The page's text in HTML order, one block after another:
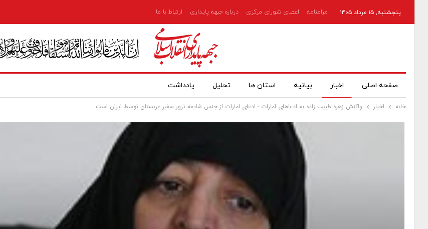
پنجشنبه, ۱۵ مرداد ۱۴۰۵ مرامنامه اعضای شورای مرکزی درباره جبهه پایداری ارتباط با ما
صفحه اصلی اخبار بیانیه استان ها تحلیل یادداشت
خانه اخبار واکنش زهره طبیب زاده به ادعاهای امارات ؛ ادعای امارات از جنس شایعه ترور سفیر عربستان توسط ایران است